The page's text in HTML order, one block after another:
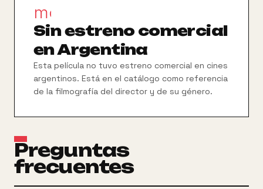
movie_filter
Sin estreno comercial
en Argentina
Esta película no tuvo estreno comercial en cines
argentinos. Está en el catálogo como referencia
de la filmografía del director y de su género.
Preguntas
frecuentes